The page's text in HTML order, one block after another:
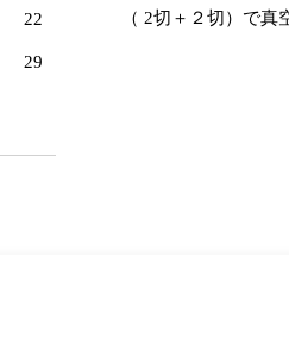
（ 2切＋２切）で
22
29